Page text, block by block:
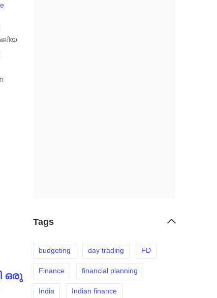
ഒരു
Tags
budgeting day trading FD
Finance financial planning
India Indian finance